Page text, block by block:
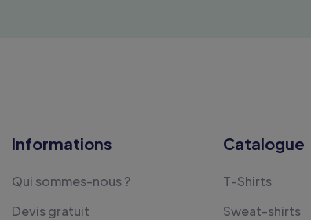
Informations
Qui sommes-nous ?
Devis gratuit
Catalogue
T-Shirts
Sweat-shirts